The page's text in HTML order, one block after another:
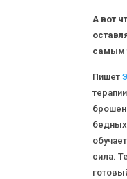
А вот
самым
Пишет
сила.